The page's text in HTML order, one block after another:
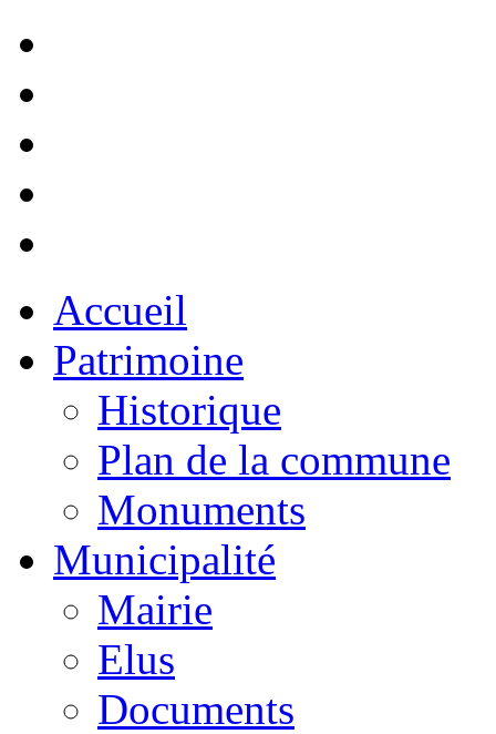
Accueil
Patrimoine
Historique
Plan de la commune
Monuments
Municipalité
Mairie
Elus
Documents